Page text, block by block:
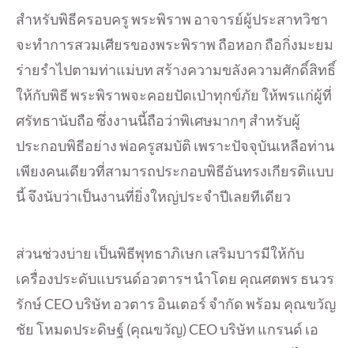
สำหรับพิธีครอบครู พระพิราพ อาจารย์ผู้ประสาทวิชา
จะทำการสวมเศียรของพระพิราพ ถือหอก ถือกิ่งมะยม
ร่ายรำไปตามท่าแม่บท สร้างความขลังความศักดิ์สิทธิ์
ให้กับพิธี พระพิราพจะคอยปัดเป่าทุกข์ภัย ให้พรแก่ผู้ที่
ศรัทธานับถือ ซึ่งงานนี้ถือว่าพิเศษมากๆ สำหรับผู้
ประกอบพิธีอย่าง พ่อครูสมบัติ เพราะปัจจุบันเหลือท่าน
เพียงคนเดียวที่สามารถประกอบพิธีอันทรงเกียรติแบบ
นี้ จึงนับว่าเป็นงานที่ยิ่งใหญ่ประจำปีเลยทีเดียว
ส่วนช่วงบ่าย เป็นพิธีพุทธาภิเษก เสริมบารมีให้กับ
เครื่องประดับแบรนด์อวตารฯ นำโดย คุณศตพร ธนวร
รักษ์ CEO บริษัท อวตาร อินเตอร์ จำกัด พร้อม คุณขวัญ
ชัย โหมดประดิษฐ์ (คุณขวัญ) CEO บริษัท แกรนด์ เอ